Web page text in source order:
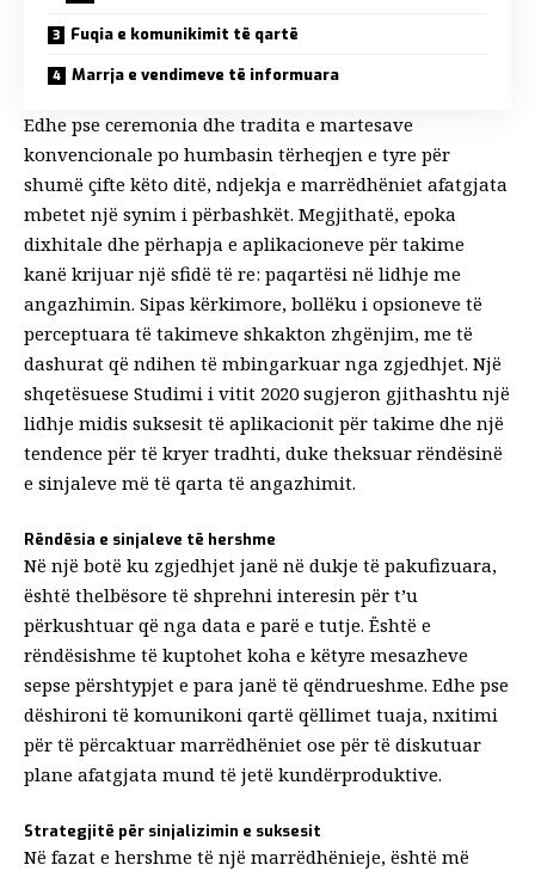
Fuqia e komunikimit të qartë
Marrja e vendimeve të informuara
Edhe pse ceremonia dhe tradita e martesave
konvencionale po humbasin tërheqjen e tyre për
shumë çifte këto ditë, ndjekja e marrëdhëniet afatgjata
mbetet një synim i përbashkët. Megjithatë, epoka
dixhitale dhe përhapja e aplikacioneve për takime
kanë krijuar një sfidë të re: paqartësi në lidhje me
angazhimin. Sipas kërkimore, bollëku i opsioneve të
perceptuara të takimeve shkakton zhgënjim, me të
dashurat që ndihen të mbingarkuar nga zgjedhjet. Një
shqetësuese Studimi i vitit 2020 sugjeron gjithashtu një
lidhje midis suksesit të aplikacionit për takime dhe një
tendence për të kryer tradhti, duke theksuar rëndësinë
e sinjaleve më të qarta të angazhimit.
Rëndësia e sinjaleve të hershme
Në një botë ku zgjedhjet janë në dukje të pakufizuara,
është thelbësore të shprehni interesin për t’u
përkushtuar që nga data e parë e tutje. Është e
rëndësishme të kuptohet koha e këtyre mesazheve
sepse përshtypjet e para janë të qëndrueshme. Edhe pse
dëshironi të komunikoni qartë qëllimet tuaja, nxitimi
për të përcaktuar marrëdhëniet ose për të diskutuar
plane afatgjata mund të jetë kundërproduktive.
Strategjitë për sinjalizimin e suksesit
Në fazat e hershme të një marrëdhënieje, është më